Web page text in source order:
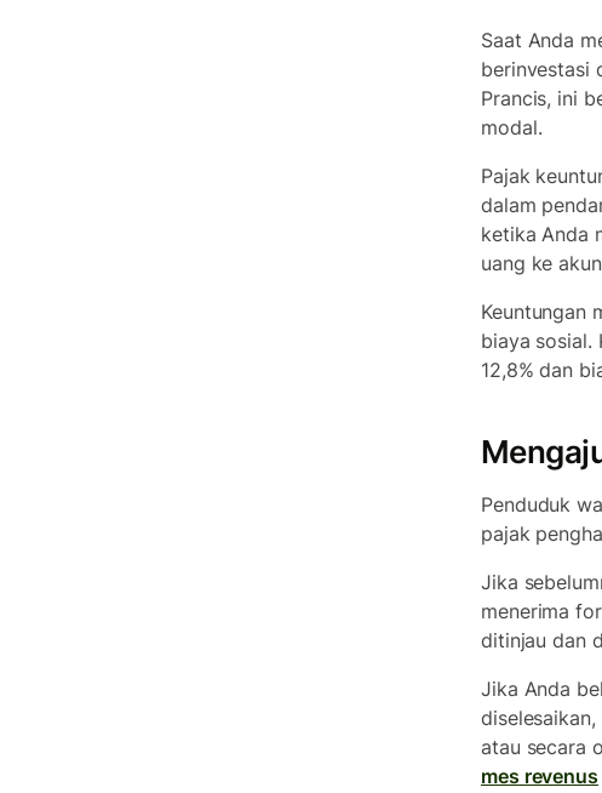
Saat Anda
berinvestasi
Prancis, ini
modal.
Pajak
dalam
ketika Anda
uang ke
Keuntungan
biaya sosial.
12,8% dan
Penduduk
pajak
Jika
menerima
ditinjau dan
Jika Anda
atau secara
mes revenus